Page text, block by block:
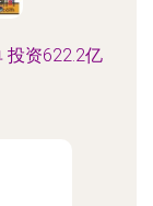
投资622.2亿